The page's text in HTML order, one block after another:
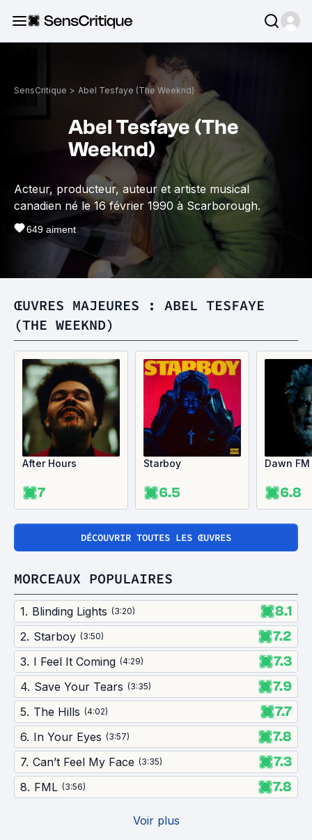
SensCritique > Abel Tesfaye (The Weeknd)
Abel Tesfaye (The
Weeknd)
Acteur, producteur, auteur et artiste musical
canadien né le 16 février 1990 à Scarborough.
649 aiment
ŒUVRES MAJEURES : ABEL TESFAYE
(THE WEEKND)
After Hours
7
Starboy
6.5
Dawn FM
6.8
DÉCOUVRIR TOUTES LES ŒUVRES
MORCEAUX POPULAIRES
1. Blinding Lights (3:20) 8.1
2. Starboy (3:50) 7.2
3. I Feel It Coming (4:29) 7.3
4. Save Your Tears (3:35) 7.9
5. The Hills (4:02) 7.7
6. In Your Eyes (3:57) 7.8
7. Can’t Feel My Face (3:35) 7.3
8. FML (3:56) 7.8
Voir plus